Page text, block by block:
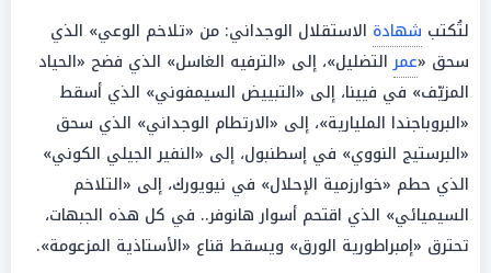
لتُكتب شهادة الاستقلال الوجداني: من «تلاخم الوعي» الذي
سحق «عمرالتضليل»، إلى «الترفيه الغاسل» الذي فضح «الحياد
المزيّف» في فيينا، إلى «التبييض السيمفوني» الذي أسقط
«البروباجندا المليارية»، إلى «الارتطام الوجداني» الذي سحق
«البرستيج النووي» في إسطنبول، إلى «النفير الجيلي الكوني»
الذي حطم «خوارزمية الإحلال» في نيويورك، إلى «التلاخم
السيميائي» الذي اقتحم أسوار هانوفر.. في كل هذه الجبهات،
تحترق «إمبراطورية الورق» ويسقط قناع «الأستاذية المزعومة».